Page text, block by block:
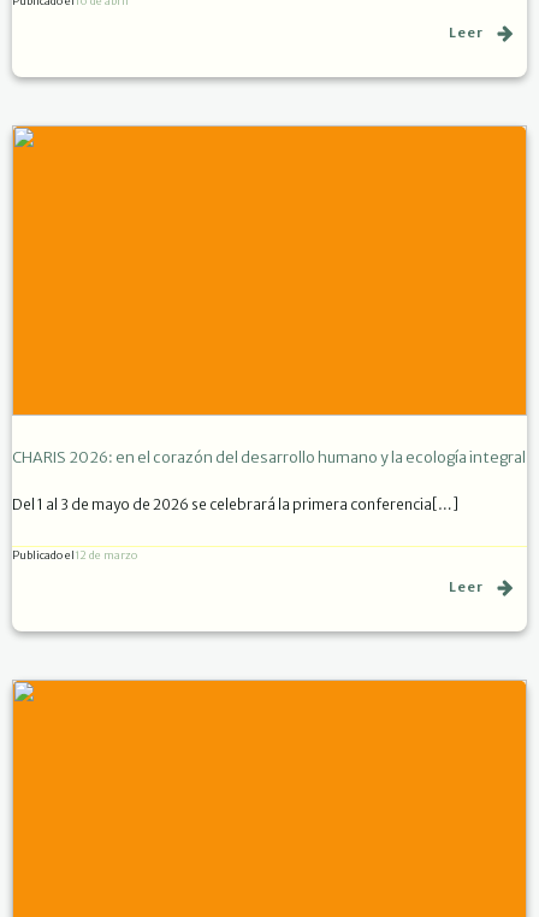
Leer
CHARIS 2026: en el corazón del desarrollo humano y la ecología integral
Del 1 al 3 de mayo de 2026 se celebrará la primera conferencia[…]
Publicado el12 de marzo
Leer